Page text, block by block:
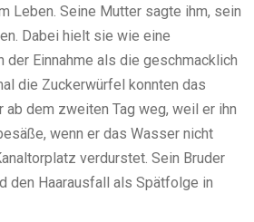
Leben. Seine Mutter sagte ihm, sein
Dabei hielt sie wie eine
der Einnahme als die geschmacklich
die Zuckerwürfel konnten das
dem zweiten Tag weg, weil er ihn
wenn er das Wasser nicht
verdurstet. Sein Bruder
den Haarausfall als Spätfolge in